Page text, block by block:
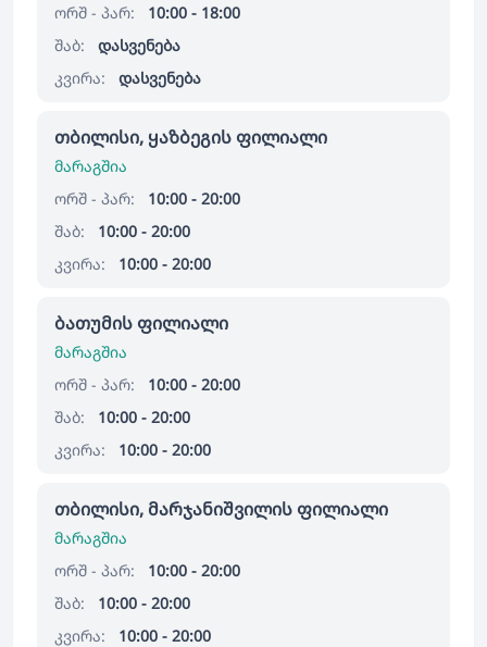
ორშ - პარ:
10:00 - 18:00
შაბ:
დასვენება
კვირა:
დასვენება
თბილისი, ყაზბეგის ფილიალი
მარაგშია
ორშ - პარ:
10:00 - 20:00
შაბ:
10:00 - 20:00
კვირა:
10:00 - 20:00
ბათუმის ფილიალი
მარაგშია
ორშ - პარ:
10:00 - 20:00
შაბ:
10:00 - 20:00
კვირა:
10:00 - 20:00
თბილისი, მარჯანიშვილის ფილიალი
მარაგშია
ორშ - პარ:
10:00 - 20:00
შაბ:
10:00 - 20:00
კვირა:
10:00 - 20:00